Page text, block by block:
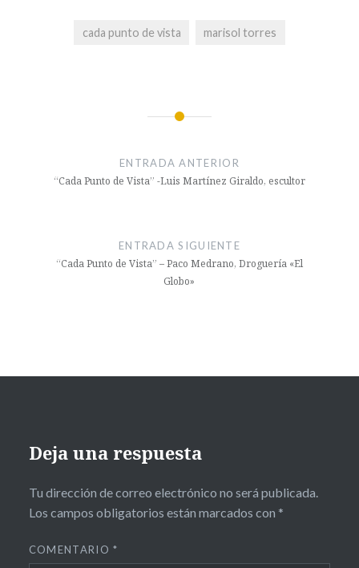
cada punto de vista marisol torres
entradas
ENTRADA ANTERIOR
“Cada Punto de Vista” -Luis Martínez Giraldo, escultor
ENTRADA SIGUIENTE
“Cada Punto de Vista” – Paco Medrano, Droguería «El
Globo»
Deja una respuesta
Tu dirección de correo electrónico no será publicada.
Los campos obligatorios están marcados con *
COMENTARIO*